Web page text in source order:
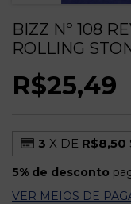
BIZZ Nº 108
ROLLING
R$25,49
3 X DE R$8,50
5% de desconto
VER MEIOS DE